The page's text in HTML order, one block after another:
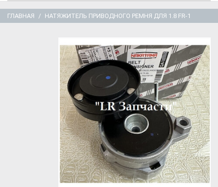
ГЛАВНАЯ НАТЯЖИТЕЛЬ ПРИВОДНОГО РЕМНЯ ДЛЯ 1.8 FR-1